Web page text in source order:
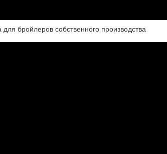
бройлеров собственного производства